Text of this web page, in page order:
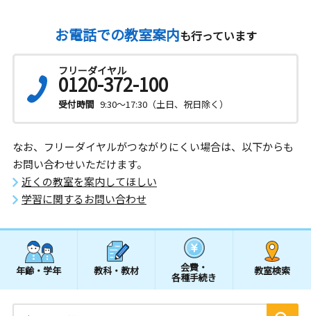
お電話での教室案内も行っています
フリーダイヤル
0120-372-100
受付時間 9:30～17:30（土日、祝日除く）
なお、フリーダイヤルがつながりにくい場合は、以下からも
お問い合わせいただけます。
近くの教室を案内してほしい
学習に関するお問い合わせ
年齢・学年 教科・教材 会費・
各種手続き
教室検索